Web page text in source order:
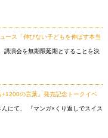
ース「伸びない子どもを伸ばす本当
講演会を無期限延期とすることを決
+1200の言葉』発売記念トークイベ
にて、 『マンガ×くり返しでスイス